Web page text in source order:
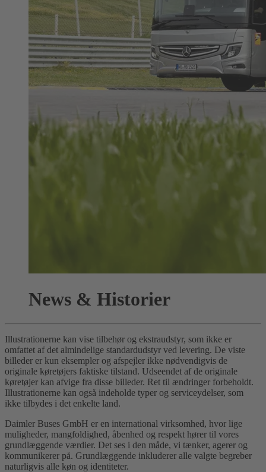
News & Historier
Illustrationerne kan vise tilbehør og ekstraudstyr, som ikke er
omfattet af det almindelige standardudstyr ved levering. De viste
billeder er kun eksempler og afspejler ikke nødvendigvis de
originale køretøjers faktiske tilstand. Udseendet af de originale
køretøjer kan afvige fra disse billeder. Ret til ændringer forbeholdt.
Illustrationerne kan også indeholde typer og serviceydelser, som
ikke tilbydes i det enkelte land.
Daimler Buses GmbH er en international virksomhed, hvor lige
muligheder, mangfoldighed, åbenhed og respekt hører til vores
grundlæggende værdier. Det ses i den måde, vi tænker, agerer og
kommunikerer på. Grundlæggende inkluderer alle valgte begreber
naturligvis alle køn og identiteter.